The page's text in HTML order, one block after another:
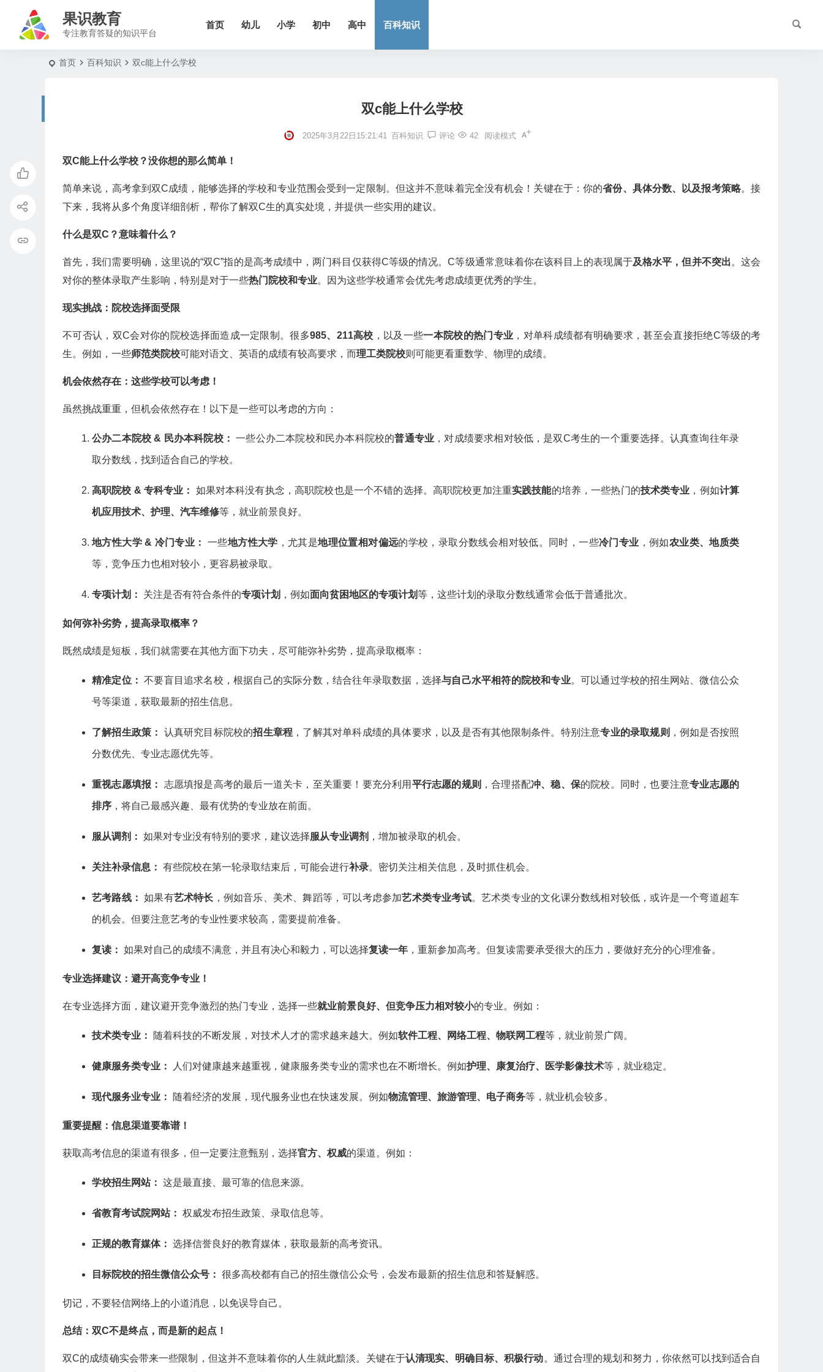
果识教育
专注教育答疑的知识平台
首页 幼儿 小学 初中 高中 百科知识
首页 百科知识 双c能上什么学校
双c能上什么学校
2025年3月22日15:21:41 百科知识 评论 42 阅读模式
双C能上什么学校？没你想的那么简单！
简单来说，高考拿到双C成绩，能够选择的学校和专业范围会受到一定限制。但这并不意味着完全没有机会！关键在于：你的省份、具体分数、以及报考策略。接
下来，我将从多个角度详细剖析，帮你了解双C生的真实处境，并提供一些实用的建议。
什么是双C？意味着什么？
首先，我们需要明确，这里说的“双C”指的是高考成绩中，两门科目仅获得C等级的情况。C等级通常意味着你在该科目上的表现属于及格水平，但并不突出。这会
对你的整体录取产生影响，特别是对于一些热门院校和专业。因为这些学校通常会优先考虑成绩更优秀的学生。
现实挑战：院校选择面受限
不可否认，双C会对你的院校选择面造成一定限制。很多985、211高校 ，以及一些一本院校的热门专业 ，对单科成绩都有明确要求，甚至会直接拒绝C等级的考
生。例如，一些师范类院校可能对语文、英语的成绩有较高要求，而理工类院校则可能更看重数学、物理的成绩。
机会依然存在：这些学校可以考虑！
虽然挑战重重，但机会依然存在！以下是一些可以考虑的方向：
公办二本院校 & 民办本科院校： 一些公办二本院校和民办本科院校的普通专业 ，对成绩要求相对较低，是双C考生的一个重要选择。认真查询往年录
取分数线，找到适合自己的学校。
高职院校 & 专科专业： 如果对本科没有执念，高职院校也是一个不错的选择。高职院校更加注重实践技能的培养，一些热门的技术类专业 ，例如计算
机应用技术、护理、汽车维修等，就业前景良好。
地方性大学 & 冷门专业： 一些地方性大学 ，尤其是地理位置相对偏远的学校，录取分数线会相对较低。同时，一些冷门专业 ，例如农业类、地质类
等，竞争压力也相对较小，更容易被录取。
专项计划： 关注是否有符合条件的专项计划 ，例如面向贫困地区的专项计划等，这些计划的录取分数线通常会低于普通批次。
如何弥补劣势，提高录取概率？
既然成绩是短板，我们就需要在其他方面下功夫，尽可能弥补劣势，提高录取概率：
精准定位： 不要盲目追求名校，根据自己的实际分数，结合往年录取数据，选择与自己水平相符的院校和专业。可以通过学校的招生网站、微信公众
号等渠道，获取最新的招生信息。
了解招生政策： 认真研究目标院校的招生章程 ，了解其对单科成绩的具体要求，以及是否有其他限制条件。特别注意专业的录取规则 ，例如是否按照
分数优先、专业志愿优先等。
重视志愿填报： 志愿填报是高考的最后一道关卡，至关重要！要充分利用 平行志愿的规则 ，合理搭配冲、稳、保的院校。同时，也要注意专业志愿的
排序 ，将自己最感兴趣、最有优势的专业放在前面。
服从调剂： 如果对专业没有特别的要求，建议选择服从专业调剂 ，增加被录取的机会。
关注补录信息： 有些院校在第一轮录取结束后，可能会进行补录。密切关注相关信息，及时抓住机会。
艺考路线： 如果有艺术特长 ，例如音乐、美术、舞蹈等，可以考虑参加艺术类专业考试。艺术类专业的文化课分数线相对较低，或许是一个弯道超车
的机会。但要注意艺考的专业性要求较高，需要提前准备。
复读： 如果对自己的成绩不满意，并且有决心和毅力，可以选择复读一年 ，重新参加高考。但复读需要承受很大的压力，要做好充分的心理准备。
专业选择建议：避开高竞争专业！
在专业选择方面，建议避开竞争激烈的热门专业，选择一些就业前景良好、但竞争压力相对较小的专业。例如：
技术类专业： 随着科技的不断发展，对技术人才的需求越来越大。例如软件工程、网络工程、物联网工程等，就业前景广阔。
健康服务类专业： 人们对健康越来越重视，健康服务类专业的需求也在不断增长。例如护理、康复治疗、医学影像技术等，就业稳定。
现代服务业专业： 随着经济的发展，现代服务业也在快速发展。例如物流管理、旅游管理、电子商务等，就业机会较多。
重要提醒：信息渠道要靠谱！
获取高考信息的渠道有很多，但一定要注意甄别，选择官方、权威的渠道。例如：
学校招生网站： 这是最直接、最可靠的信息来源。
省教育考试院网站： 权威发布招生政策、录取信息等。
正规的教育媒体： 选择信誉良好的教育媒体，获取最新的高考资讯。
目标院校的招生微信公众号： 很多高校都有自己的招生微信公众号，会发布最新的招生信息和答疑解惑。
切记，不要轻信网络上的小道消息，以免误导自己。
总结：双C不是终点，而是新的起点！
双C的成绩确实会带来一些限制，但这并不意味着你的人生就此黯淡。关键在于认清现实、明确目标、积极行动。通过合理的规划和努力，你依然可以找到适合自